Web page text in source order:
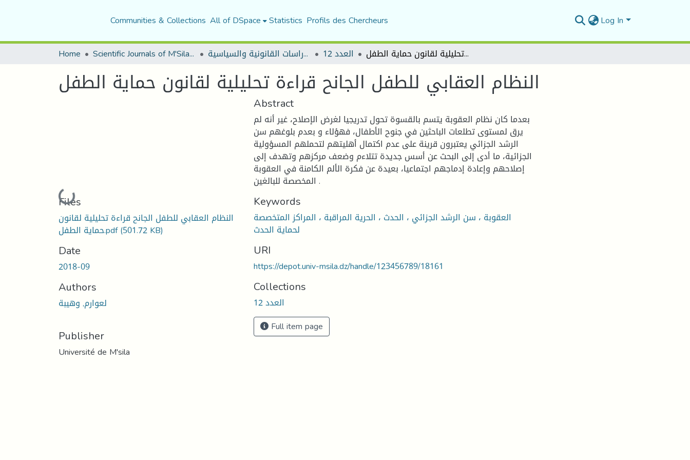
Communities & Collections All of DSpace Statistics Profils des Chercheurs Log In
Home Scientific Journals of M'Sila University مجلة الأستاذ الباحث للدراسات القانونية والسياسية العدد 12 النظام العقابي للطفل الجانح قراءة تحليلية لقانون حماية الطفل
النظام العقابي للطفل الجانح قراءة تحليلية لقانون حماية الطفل
Loading...
Files
النظام العقابي للطفل الجانح قراءة تحليلية لقانون
حماية الطفل.pdf(501.72 KB)
Date
2018-09
Authors
لعوارم, وهيبة
Publisher
Université de M'sila
Abstract
بعدما كان نظام العقوبة يتسم بالقسوة تحول تدريجيا لغرض الإصلاح، غير أنه لم
يرق لمستوى تطلعات الباحثين في جنوح الأطفال، فهؤلاء و بعدم بلوغهم سن
الرشد الجزائي يعتبرون قرينة على عدم اكتمال أهليتهم لتحملهم المسؤولية
الجزائية، ما أدى إلى البحث عن أسس جديدة تتلاءم وضعف مركزهم وتهدف إلى
إصلاحهم وإعادة إدماجهم اجتماعيا، بعيدة عن فكرة الألم الكامنة في العقوبة
المخصصة للبالغين .
Keywords
العقوبة ، سن الرشد الجزائي ، الحدث ، الحرية المراقبة ، المراكز المتخصصة
لحماية الحدث
URI
https://depot.univ-msila.dz/handle/123456789/18161
Collections
العدد 12
Full item page